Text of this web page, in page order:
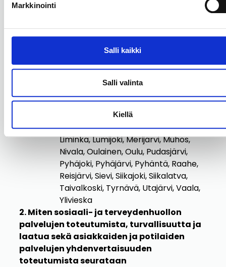
Markkinointi
Salli kaikki
Salli valinta
Kiellä
vastaanottopisteessä osoitteessa
etävastaanottona ja potilaan kotona
/ asiakkaan tiloissa
Toimintakunnat potilaan kotona /
palveluille: Alavieska, Haapajärvi,
Haapavesi, Hailuoto, Ii, Kalajoki,
Kempele, Kuusamo, Kärsämäki,
Liminka, Lumijoki, Merijärvi, Muhos,
Nivala, Oulainen, Oulu, Pudasjärvi,
Pyhäjoki, Pyhäjärvi, Pyhäntä, Raahe,
Reisjärvi, Sievi, Siikajoki, Siikalatva,
Taivalkoski, Tyrnävä, Utajärvi, Vaala,
Ylivieska
2. Miten sosiaali- ja terveydenhuollon
palvelujen toteutumista, turvallisuutta ja
laatua sekä asiakkaiden ja potilaiden
palvelujen yhdenvertaisuuden
toteutumista seurataan